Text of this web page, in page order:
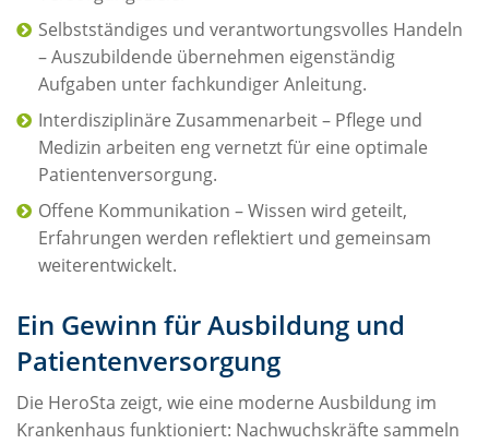
Selbstständiges und verantwortungsvolles Handeln
– Auszubildende übernehmen eigenständig
Aufgaben unter fachkundiger Anleitung.
Interdisziplinäre Zusammenarbeit – Pflege und
Medizin arbeiten eng vernetzt für eine optimale
Patientenversorgung.
Offene Kommunikation – Wissen wird geteilt,
Erfahrungen werden reflektiert und gemeinsam
weiterentwickelt.
Ein Gewinn für Ausbildung und
Patientenversorgung
Die HeroSta zeigt, wie eine moderne Ausbildung im
Krankenhaus funktioniert: Nachwuchskräfte sammeln